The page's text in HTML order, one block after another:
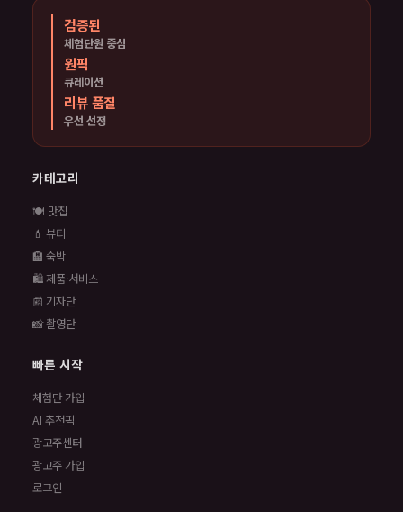
검증된
체험단원 중심
원픽
큐레이션
리뷰 품질
우선 선정
카테고리
🍽️ 맛집
💄 뷰티
🏨 숙박
🛍️ 제품·서비스
📰 기자단
📸 촬영단
빠른 시작
체험단 가입
AI 추천픽
광고주센터
광고주 가입
로그인